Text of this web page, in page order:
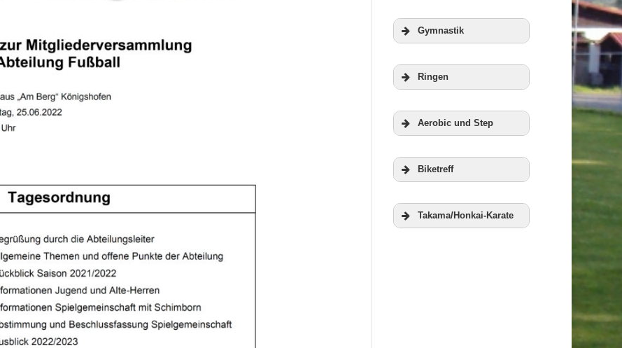
Veranstaltungen
Gymnastik
Weitere
Informationen
Ringen
Zur Homepage
Aerobic und Step
Biketreff
Takama/Honkai-Karate